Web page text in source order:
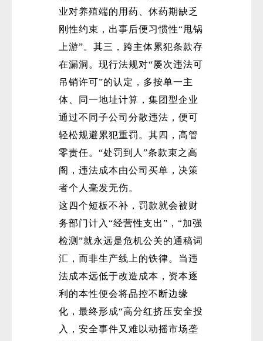
业对养殖端的用药、休药期缺乏
刚性约束，出事后便习惯性“甩锅
上游”。其三，跨主体累犯条款存
在漏洞。现行法规对“屡次违法可
吊销许可”的认定，多按单一主
体、同一地址计算，集团型企业
通过不同子公司分散违法，便可
轻松规避累犯重罚。其四，高管
零责任。“处罚到人”条款束之高
阁，违法成本由公司买单，决策
者个人毫发无伤。
这四个短板不补，罚款就会被财
务部门计入“经营性支出”，“加强
检测”就永远是危机公关的通稿词
汇，而非生产线上的铁律。当违
法成本远低于改造成本，资本逐
利的本性便会将品控不断边缘
化，最终形成“高分红挤压安全投
入，安全事件又难以动摇市场垄